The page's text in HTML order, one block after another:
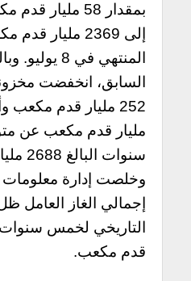
بمقدار 58
إلى 2369 مليار
المنتهي في 8
السابق، انخفضت
مليار قدم مكعب عن
سنوات
وخلصت إدارة معلومات
إجمالي الغاز العامل
قدم مكعب.